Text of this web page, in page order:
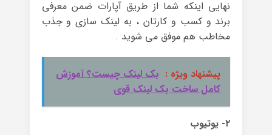
نهایی اینکه شما از طریق آپارات ضمن معرفی
برند و کسب و کارتان ، به لینک سازی و جذب
مخاطب هم موفق می شوید .
پیشنهاد ویژه : بک لینک چیست؟ آموزش
کامل ساخت بک لینک قوی
۲- یوتیوب